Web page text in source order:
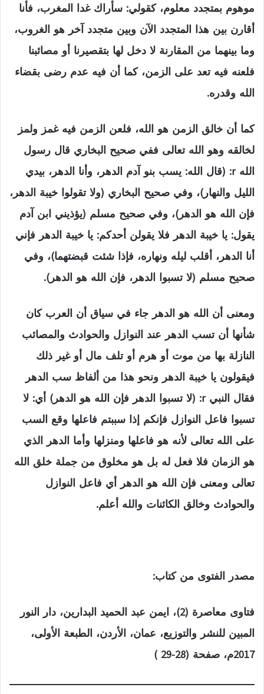
موهوم بمتجدد معلوم، كقولي: سأراك غدا المغرب، فأنا
أقارن بين هذا المتجدد الآن وبين متجدد آخر هو الغروب،
وما بينهما من المقارنة لا دخل لها بتقصيرنا أو مصائبنا
فلعنه فيه تعد على الزمن، كما أن فيه عدم رضى بقضاء
الله وقدره.
كما أن خالق الزمن هو الله، فلعن الزمن فيه غمز ولمز
لخالقه وهو الله تعالى ففي صحيح البخاري قال رسول
الله r: (قال الله: يسب بنو آدم الدهر، وأنا الدهر، بيدي
الليل والنهار)، وفي صحيح البخاري (ولا تقولوا خيبة الدهر،
فإن الله هو الدهر)، وفي صحيح مسلم (يؤذيني ابن آدم
يقول: يا خيبة الدهر فلا يقولن أحدكم: يا خيبة الدهر فإني
أنا الدهر، أقلب ليله ونهاره، فإذا شئت قبضتهما)، وفي
صحيح مسلم (لا تسبوا الدهر، فإن الله هو الدهر).
ومعنى أن الله هو الدهر جاء في سياق أن العرب كان
شأنها أن تسب الدهر عند النوازل والحوادث والمصائب
النازلة بها من موت أو هرم أو تلف مال أو غير ذلك
فيقولون يا خيبة الدهر ونحو هذا من ألفاظ سب الدهر
فقال النبي r: (لا تسبوا الدهر فإن الله هو الدهر) أي: لا
تسبوا فاعل النوازل فإنكم إذا سببتم فاعلها وقع السب
على الله تعالى لأنه هو فاعلها ومنزلها وأما الدهر الذي
هو الزمان فلا فعل له بل هو مخلوق من جملة خلق الله
تعالى ومعنى فإن الله هو الدهر أي فاعل النوازل
والحوادث وخالق الكائنات والله أعلم.
مصدر الفتوى من كتاب:
فتاوى معاصرة (2)، ايمن عبد الحميد البدارين، دار النور
المبين للنشر والتوزيع، عمان، الأردن، الطبعة الأولى،
2017م، صفحة (28-29 )